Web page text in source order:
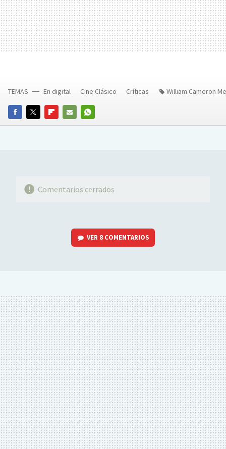
FACEBOOKTWITTERFLIPBOARD
E-
WHATSAPP
TEMAS En digital Cine Clásico Críticas William Cameron
Comentarios cerrados
VER 8 COMENTARIOS